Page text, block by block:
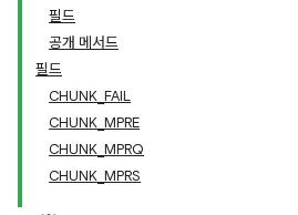
필드
공개 메서드
필드
CHUNK_FAIL
CHUNK_MPRE
CHUNK_MPRQ
CHUNK_MPRS